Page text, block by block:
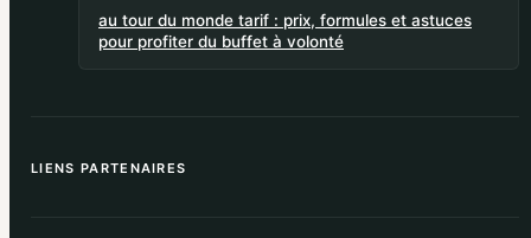
au tour du monde tarif : prix, formules et astuces
pour profiter du buffet à volonté
LIENS PARTENAIRES